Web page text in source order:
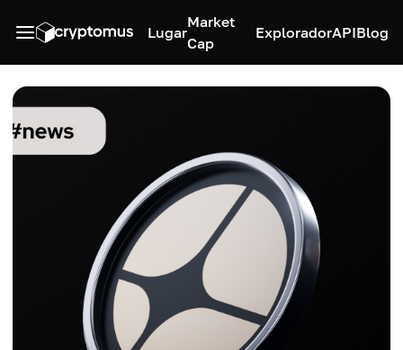
Lugar
Market
Cap
ExploradorAPIBlog